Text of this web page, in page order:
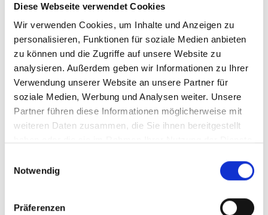
Diese Webseite verwendet Cookies
Wir verwenden Cookies, um Inhalte und Anzeigen zu
personalisieren, Funktionen für soziale Medien anbieten
zu können und die Zugriffe auf unsere Website zu
analysieren. Außerdem geben wir Informationen zu Ihrer
Verwendung unserer Website an unsere Partner für
soziale Medien, Werbung und Analysen weiter. Unsere
Partner führen diese Informationen möglicherweise mit
weiteren Daten zusammen, die Sie ihnen bereitgestellt
Notwendig
Präferenzen
War der Winter kalt und trocken, beginnt die
Blütezeit später, bei einem milden und feuchten
Winter dagegen früher. Insbesondere warme
Temperaturen im Frühling beschleunigen das
Erblühen der Apfelbäume. In der Regel verwandelt
sich der Vinschgau zwischen Anfang und Mitte April
in ein leuchtendes Blütenmeer.
Die schönsten Orte, um die Apfelblüte in Südtirol
zu erleben
Im Vinschgau zeigt sich die Apfelblüte überall in ihrer
genießt ihr auf den traditionellen Waalwegen. Diese
historischen Bewässerungspfade führen entlang der
weiß-rosa Blütenspektakel. Auch entlang der